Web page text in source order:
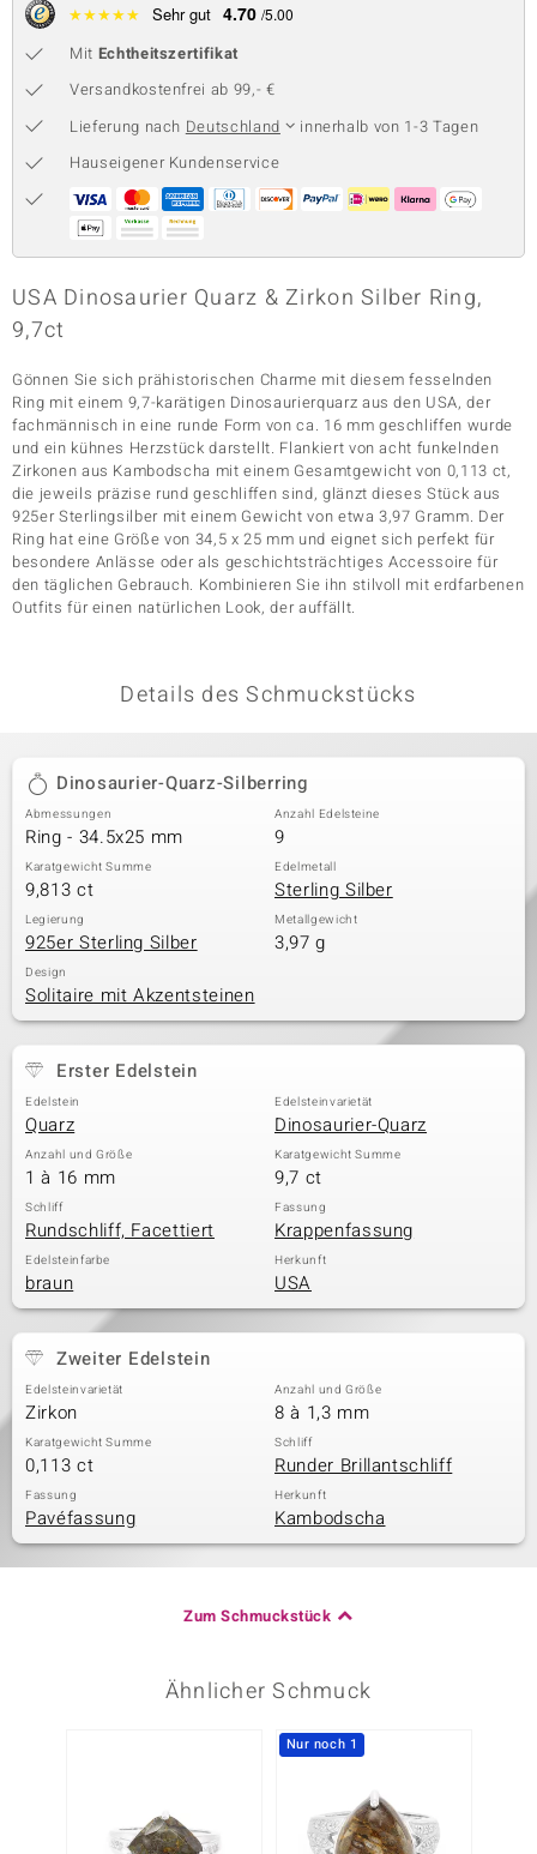
Collection
Classics
★★★★★ Sehr gut 4.70 /5.00
Mit Echtheitszertifikat
Versandkostenfrei ab 99,- €
Lieferung nach Deutschland
innerhalb von 1-3 Tagen
Hauseigener Kundenservice
USA Dinosaurier Quarz & Zirkon Silber Ring,
9,7ct
Gönnen Sie sich prähistorischen Charme mit diesem fesselnden
Ring mit einem 9,7-karätigen Dinosaurierquarz aus den USA, der
fachmännisch in eine runde Form von ca. 16 mm geschliffen wurde
und ein kühnes Herzstück darstellt. Flankiert von acht funkelnden
Zirkonen aus Kambodscha mit einem Gesamtgewicht von 0,113 ct,
die jeweils präzise rund geschliffen sind, glänzt dieses Stück aus
925er Sterlingsilber mit einem Gewicht von etwa 3,97 Gramm. Der
Ring hat eine Größe von 34,5 x 25 mm und eignet sich perfekt für
besondere Anlässe oder als geschichtsträchtiges Accessoire für
den täglichen Gebrauch. Kombinieren Sie ihn stilvoll mit erdfarbenen
Outfits für einen natürlichen Look, der auffällt.
Details des Schmuckstücks
Dinosaurier-Quarz-Silberring
Abmessungen
Ring - 34.5x25 mm
Anzahl Edelsteine
9
Karatgewicht Summe
9,813 ct
Edelmetall
Sterling Silber
Legierung
925er Sterling Silber
Metallgewicht
3,97 g
Design
Solitaire mit Akzentsteinen
Erster Edelstein
Edelstein
Quarz
Edelsteinvarietät
Dinosaurier-Quarz
Anzahl und Größe
1 à 16 mm
Karatgewicht Summe
9,7 ct
Schliff
Rundschliff, Facettiert
Fassung
Krappenfassung
Edelsteinfarbe
braun
Herkunft
USA
Zweiter Edelstein
Edelsteinvarietät
Zirkon
Anzahl und Größe
8 à 1,3 mm
Karatgewicht Summe
0,113 ct
Schliff
Runder Brillantschliff
Fassung
Pavéfassung
Herkunft
Kambodscha
Zum Schmuckstück
Ähnlicher Schmuck
Nur noch 1